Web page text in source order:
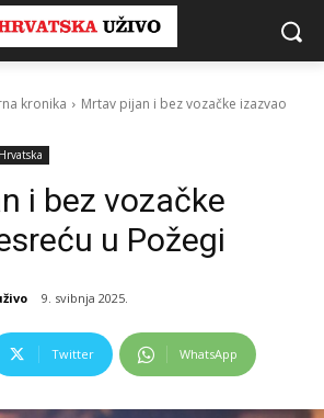
kronika
Mrtav pijan i bez vozačke izazvao
Hrvatska
i bez vozačke
u Požegi
9. svibnja 2025.
Twitter WhatsApp